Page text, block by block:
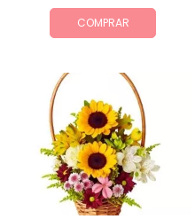
COMPRAR